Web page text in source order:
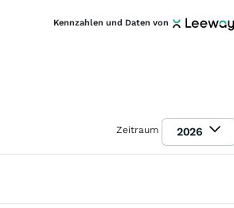
Kennzahlen und Daten von
Zeitraum 2026